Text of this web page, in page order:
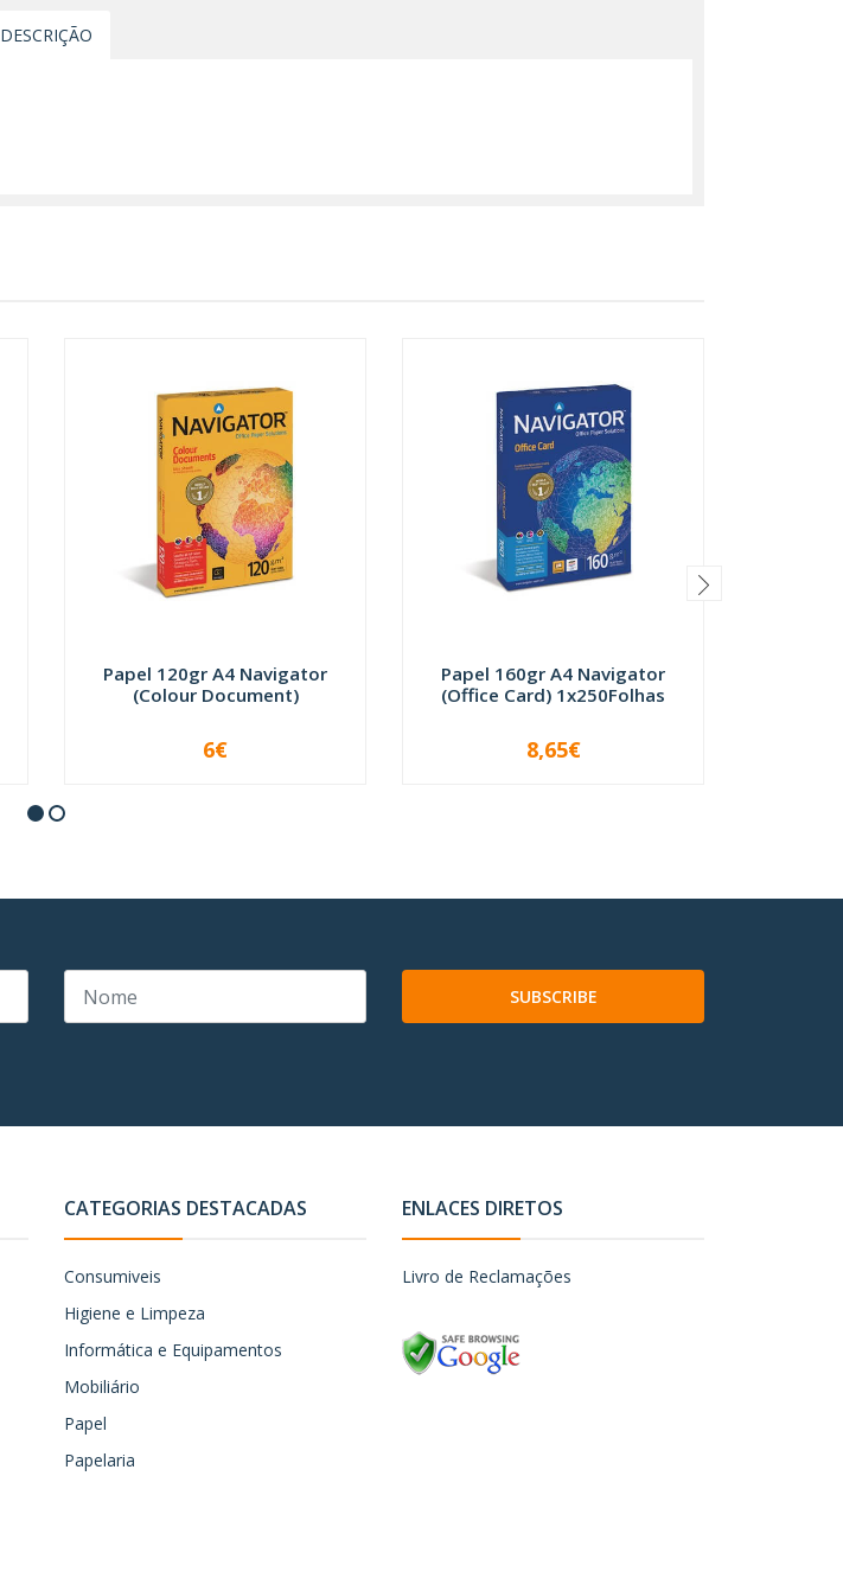
DESCRIÇÃO
Papel 120gr A4 Navigator
(Colour Document)
6€
Papel 160gr A4 Navigator
(Office Card) 1x250Folhas
+
8,65€
SUBSCRIBE
CATEGORIAS DESTACADAS
Consumiveis
Higiene e Limpeza
Informática e Equipamentos
Mobiliário
Papel
Papelaria
ENLACES DIRETOS
Livro de Reclamações